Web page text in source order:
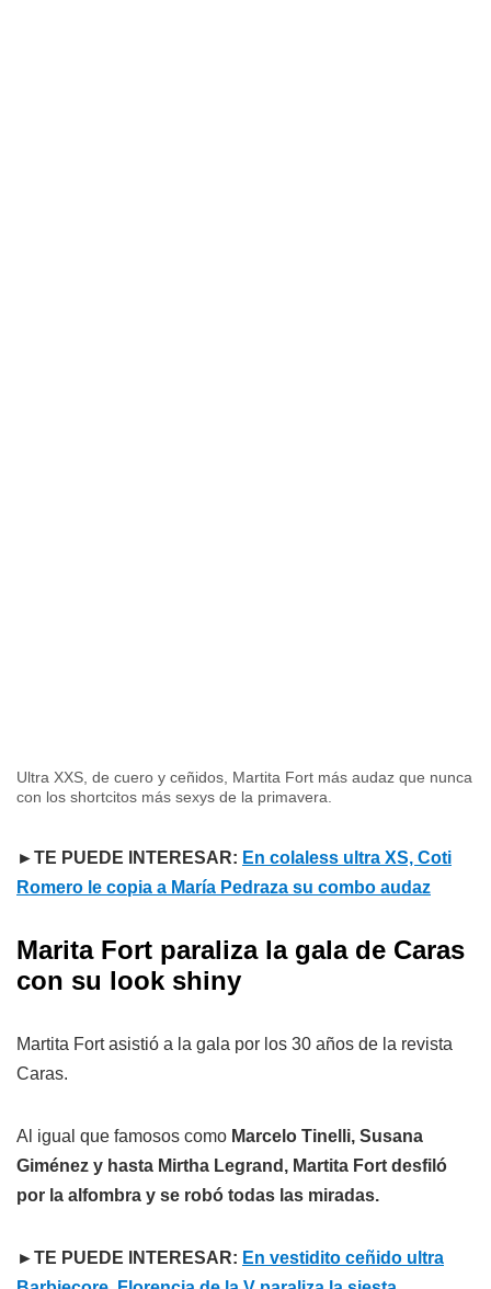
Ultra XXS, de cuero y ceñidos, Martita Fort más audaz que nunca
con los shortcitos más sexys de la primavera.
►TE PUEDE INTERESAR: En colaless ultra XS, Coti
Romero le copia a María Pedraza su combo audaz
Marita Fort paraliza la gala de Caras
con su look shiny
Martita Fort asistió a la gala por los 30 años de la revista
Caras.
Al igual que famosos como Marcelo Tinelli, Susana
Giménez y hasta Mirtha Legrand, Martita Fort desfiló
por la alfombra y se robó todas las miradas.
►TE PUEDE INTERESAR: En vestidito ceñido ultra